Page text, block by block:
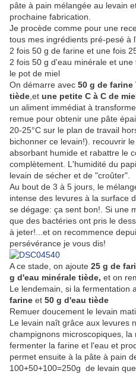
pâte à pain mélangée au levain
prochaine fabrication.
Je procède comme pour une
tous mes ingrédients pré-pesé à
2 fois 50 g de farine et une fois
2 fois 50 g d'eau minérale et une
le pot de miel
On démarre avec 50 g de farine
tiède ,et une petite C à C de
un aliment immédiat à
remue pour obtenir une pâte
20-25°C sur le plan de travail
bichonner ce levain!). recouvrir
absorbant humide et rabattre le
complètement. L'humidité du
levain de sécher et de "croûter".
Au bout de 3 à 5 jours, le
intense des levures à la surface
se dégage: ça sent bon!. Si une
que des bactéries ont pris le
à jeter!...et on recommence
persévérance je vous dis!
A ce stade, on ajoute 25 g de
g d'eau minérale tiède, et on
Le lendemain, si la fermentation
farine et 50 g d'eau tiède
Remuer doucement le levain
Le levain naît grâce aux levures
champignons microscopiques,
fermenter la farine et l'eau et
permet ensuite à la pâte à pain
100+50+100=250g de levain